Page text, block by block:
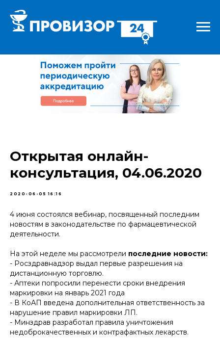
Открытая онлайн-
консультация, 04.06.2020
2020-06-05 16:16
4 июня состоялся вебинар, посвященный последним
новостям в законодательстве по фармацевтической
деятельности.
На этой неделе мы рассмотрели последние новости:
- Росздравнадзор выдал первые разрешения на
дистанционную торговлю.
- Аптеки попросили перенести сроки внедрения
маркировки на январь 2021 года
- В КоАП введена дополнительная ответственность за
нарушение правил маркировки ЛП.
- Минздрав разработал правила уничтожения
недоброкачественных и контрафактных лекарств.